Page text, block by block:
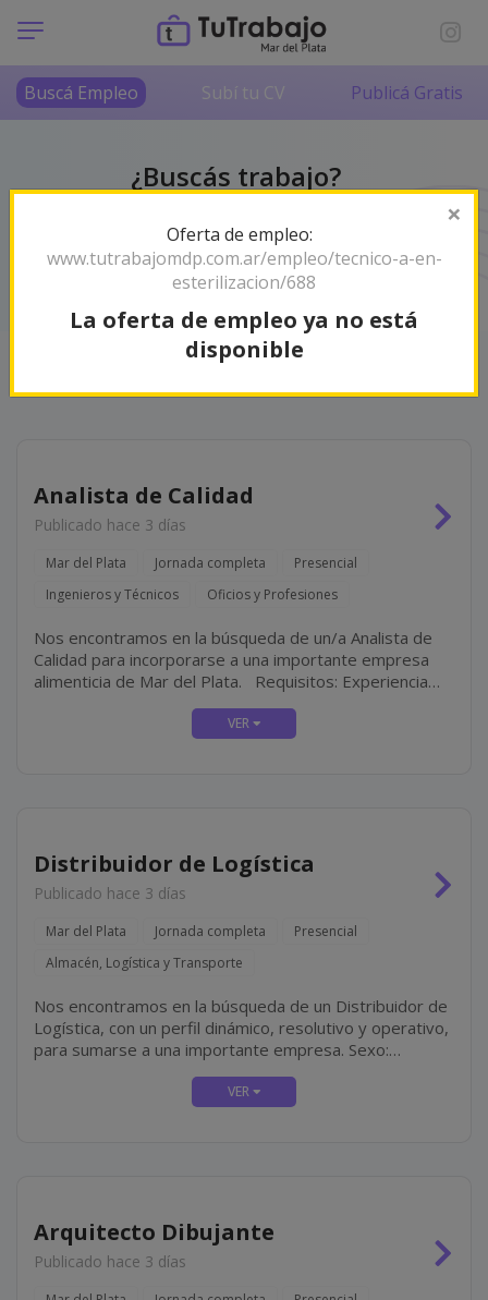
Buscá Empleo Subí tu CV Publicá Gratis
¿Buscás trabajo?
Somos tu radar de empleos en Mar del Plata y la
zona. ¡Encontrá tu próximo desafío profesional!
Orden
Analista de Calidad
Publicado hace 3 días
Mar del Plata Jornada completa
Presencial
Ingenieros y Técnicos
Oficios y Profesiones
Nos encontramos en la búsqueda de un/a Analista de
Calidad para incorporarse a una importante empresa
alimenticia de Mar del Plata. Requisitos: Experiencia
mínima de 3 años en el área de control de Calidad de
empresas alimenticias. Ingeniería en...
Distribuidor de Logística
Publicado hace 3 días
Mar del Plata Jornada completa
Presencial
Almacén, Logística y Transporte
Nos encontramos en la búsqueda de un Distribuidor de
Logística, con un perfil dinámico, resolutivo y operativo,
para sumarse a una importante empresa. Sexo:
Arquitecto Dibujante
Publicado hace 3 días
×
Oferta de empleo:
www.tutrabajomdp.com.ar/empleo/tecnico-a-en-
esterilizacion/688
La oferta de empleo ya no está
disponible